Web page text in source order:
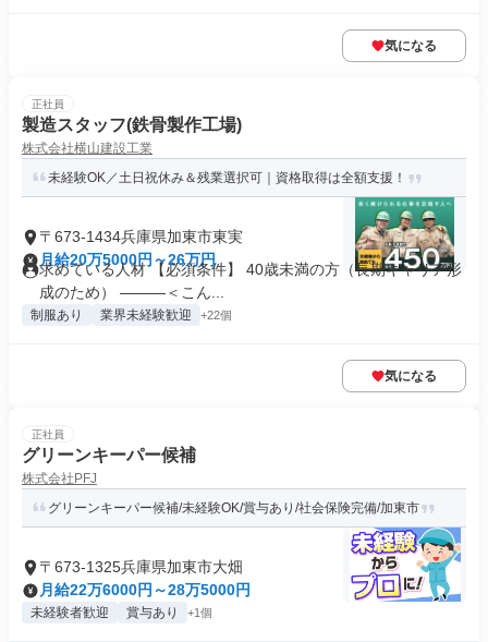
気になる
正社員
製造スタッフ(鉄骨製作工場)
株式会社横山建設工業
未経験OK／土日祝休み＆残業選択可｜資格取得は全額支援！
〒673-1434兵庫県加東市東実
月給20万5000円～26万円
求めている人材 【必須条件】 40歳未満の方（長期キャリア形
成のため） ―――＜こん...
制服あり 業界未経験歓迎 +22個
気になる
正社員
グリーンキーパー候補
株式会社PFJ
グリーンキーパー候補/未経験OK/賞与あり/社会保険完備/加東市
〒673-1325兵庫県加東市大畑
月給22万6000円～28万5000円
未経験者歓迎 賞与あり +1個